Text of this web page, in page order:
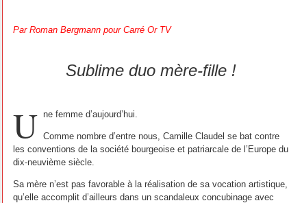
Par Roman Bergmann pour Carré Or TV
Sublime duo mère-fille !
U ne femme d’aujourd’hui.
Comme nombre d’entre nous, Camille Claudel se bat contre
les conventions de la société bourgeoise et patriarcale de l’Europe du
dix-neuvième siècle.
Sa mère n’est pas favorable à la réalisation de sa vocation artistique,
qu’elle accomplit d’ailleurs dans un scandaleux concubinage avec